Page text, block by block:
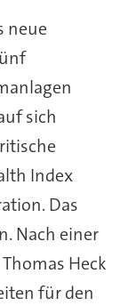
neue
sich
Index
Das
Nach einer
Heck
für den